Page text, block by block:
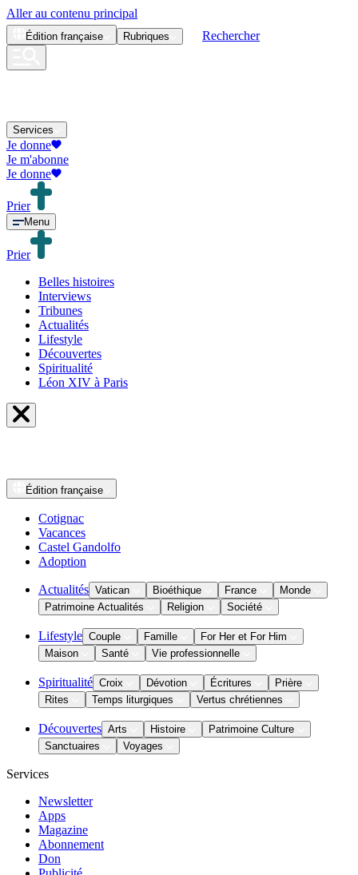
Aller au contenu principal
Édition française Rubriques Rechercher
Services
Je donne
Je m'abonne
Je donne
Prier
Menu
Prier
Belles histoires
Interviews
Tribunes
Actualités
Lifestyle
Découvertes
Spiritualité
Léon XIV à Paris
Édition française
Cotignac
Vacances
Castel Gandolfo
Adoption
Actualités Vatican Bioéthique France
Monde
Patrimoine Actualités
Religion Société
Lifestyle Couple Famille
For Her et For Him
Maison
Santé Vie professionnelle
Spiritualité Croix Dévotion Écritures
Prière
Rites
Temps liturgiques Vertus chrétiennes
Découvertes Arts Histoire
Patrimoine Culture
Sanctuaires
Voyages
Services
Newsletter
Apps
Magazine
Abonnement
Don